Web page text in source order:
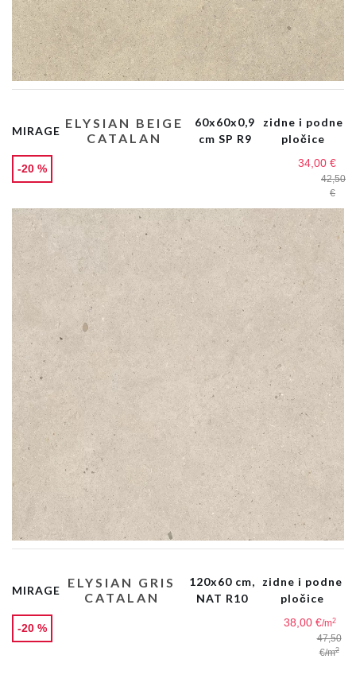
MIRAGE ELYSIAN BEIGE
CATALAN
60x60x0,9
cm SP R9
zidne i podne
pločice
-20 % 34,00 €
42,50
€
MIRAGE
ELYSIAN GRIS
CATALAN
120x60 cm,
NAT R10
zidne i podne
pločice
-20 % 38,00 €/m2
47,50
€/m2